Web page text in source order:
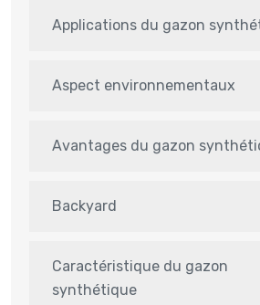
Applications du gazon
Aspect environnementaux
Avantages du gazon
Backyard
Caractéristique du gazon
synthétique